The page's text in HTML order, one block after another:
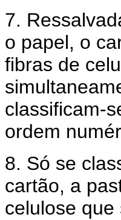
7.
o papel, o
fibras de
classificam-
ordem
8. Só se
cartão, a
celulose